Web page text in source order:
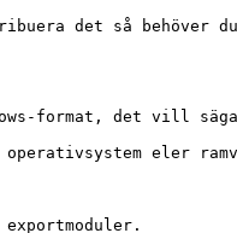
det så behöver
format, det vill säga
eler